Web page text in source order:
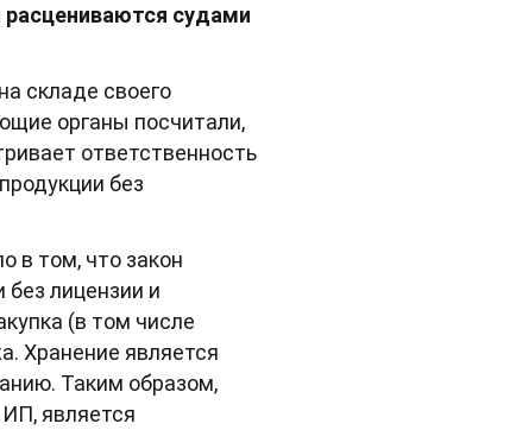
судами
складе своего
органы посчитали,
ответственность
без
в том, что закон
лицензии и
(в том числе
Хранение является
Таким образом,
является